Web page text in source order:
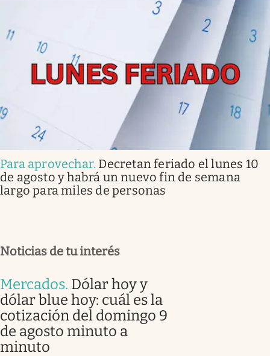
Para aprovechar. Decretan feriado el lunes 10
de agosto y habrá un nuevo fin de semana
largo para miles de personas
Noticias de tu interés
Mercados. Dólar hoy y
dólar blue hoy: cuál es la
cotización del domingo 9
de agosto minuto a
minuto